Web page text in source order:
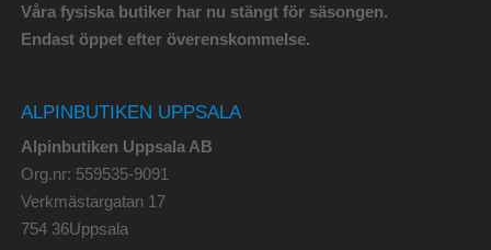
Våra fysiska butiker har nu stängt för säsongen.
Endast öppet efter överenskommelse.
ALPINBUTIKEN UPPSALA
Alpinbutiken Uppsala AB
Org.nr: 559535-9091
Verkmästargatan 17
754 36Uppsala